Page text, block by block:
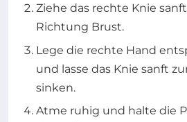
Ziehe das rechte Knie
Richtung Brust.
Lege die rechte Hand
und lasse das Knie sanft
sinken.
Atme ruhig und halte die